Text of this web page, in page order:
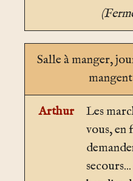
Salle à manger,
Arthur
Les
vous, en